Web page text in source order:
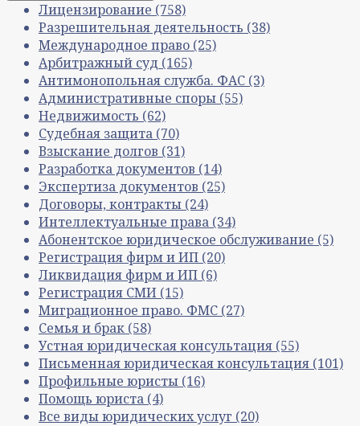
Лицензирование (758)
Разрешительная деятельность (38)
Международное право (25)
Арбитражный суд (165)
Антимонопольная служба. ФАС (3)
Административные споры (55)
Недвижимость (62)
Судебная защита (70)
Взыскание долгов (31)
Разработка документов (14)
Экспертиза документов (25)
Договоры, контракты (24)
Интеллектуальные права (34)
Абонентское юридическое обслуживание (5)
Регистрация фирм и ИП (20)
Ликвидация фирм и ИП (6)
Регистрация СМИ (15)
Миграционное право. ФМС (27)
Семья и брак (58)
Устная юридическая консультация (55)
Письменная юридическая консультация (101)
Профильные юристы (16)
Помощь юриста (4)
Все виды юридических услуг (20)